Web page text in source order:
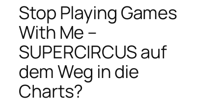
Stop Playing Games
With Me –
SUPERCIRCUS auf
dem Weg in die
Charts?